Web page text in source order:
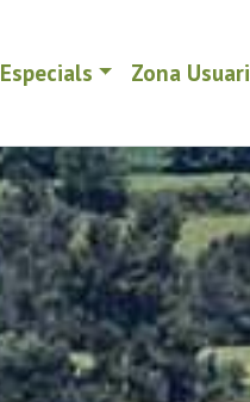
Especials Zona Usuari